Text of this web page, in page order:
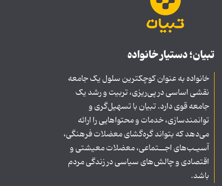
تبیان؛ دستیار خانواده
خانواده به عنوان کوچکترین سلول یک جامعه
نقشی اساسی در پی‌ریزی، تربیت و رشد یک
جامعه قوی دارد. تبیان با تسهیل‌گری و
توانمندسازی، خدمات و محتواهایی را ارائه
می‌دهد که بتواند گره‌گشای معضلات فرهنگی،
آسیـب‌های اجــتماعی، معضلات معیشتی و
اقتصادی و چالش‌های سیاسی در زندگی مردم
باشد.